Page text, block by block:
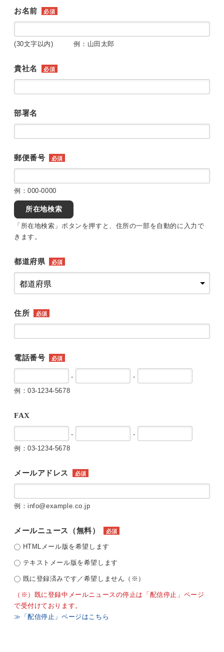
お名前 必須
(30文字以内) 例：山田太郎
貴社名 必須
部署名
郵便番号 必須
例：000-0000
所在地検索
「所在地検索」ボタンを押すと、住所の一部を自動的に入力で
きます。
都道府県 必須
住所 必須
電話番号 必須
-
-
例：03-1234-5678
FAX
-
-
例：03-1234-5678
メールアドレス 必須
例：info@example.co.jp
メールニュース（無料） 必須
HTMLメール版を希望します
テキストメール版を希望します
既に登録済みです／希望しません（※）
（※）既に登録中メールニュースの停止は「配信停止」ページ
で受付けております。
≫「配信停止」ページはこちら